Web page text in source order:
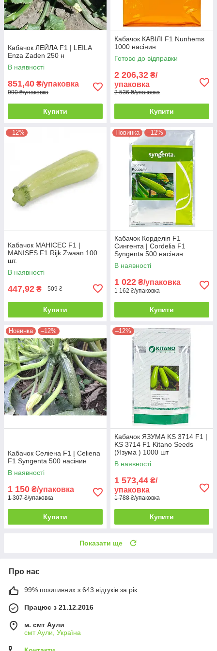
Кабачок ЛЕЙЛА F1 | LEILA
Enza Zaden 250 н
В наявності
851,40 ₴/упаковка
990 ₴/упаковка
Купити
Кабачок КАВІЛІ F1 Nunhems
1000 насінин
Готово до відправки
2 206,32 ₴/
упаковка
2 536 ₴/упаковка
Купити
–12%
Кабачок МАНІСЕС F1 |
MANISES F1 Rijk Zwaan 100
шт.
В наявності
447,92 ₴ 509 ₴
Купити
Новинка –12%
Кабачок Корделія F1
Сингента | Cordelia F1
Syngenta 500 насінин
В наявності
1 022 ₴/упаковка
1 162 ₴/упаковка
Купити
Новинка –12%
Кабачок Селіена F1 | Celiena
F1 Syngenta 500 насінин
В наявності
1 150 ₴/упаковка
1 307 ₴/упаковка
Купити
–12%
Кабачок ЯЗУМА KS 3714 F1 |
KS 3714 F1 Kitano Seeds
(Язума ) 1000 шт
В наявності
1 573,44 ₴/
упаковка
1 788 ₴/упаковка
Купити
Показати ще
Про нас
99% позитивних з 643 відгуків за рік
Працює з 21.12.2016
м. смт Аули
смт Аули, Україна